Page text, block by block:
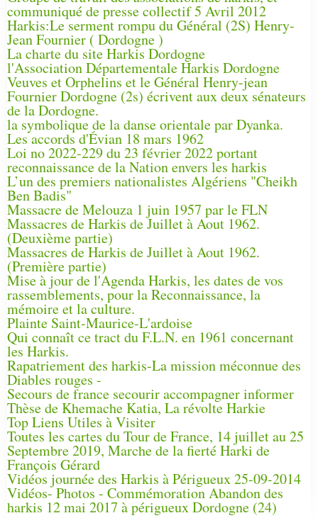
communiqué de presse collectif 5 Avril 2012
Harkis:Le serment rompu du Général (2S) Henry-
Jean Fournier ( Dordogne )
La charte du site Harkis Dordogne
l'Association Départementale Harkis Dordogne
Veuves et Orphelins et le Général Henry-jean
Fournier Dordogne (2s) écrivent aux deux sénateurs
de la Dordogne.
la symbolique de la danse orientale par Dyanka.
Les accords d'Évian 18 mars 1962
Loi no 2022-229 du 23 février 2022 portant
reconnaissance de la Nation envers les harkis
L’un des premiers nationalistes Algériens "Cheikh
Ben Badis"
Massacre de Melouza 1 juin 1957 par le FLN
Massacres de Harkis de Juillet à Aout 1962.
(Deuxième partie)
Massacres de Harkis de Juillet à Aout 1962.
(Première partie)
Mise à jour de l'Agenda Harkis, les dates de vos
rassemblements, pour la Reconnaissance, la
mémoire et la culture.
Plainte Saint-Maurice-L'ardoise
Qui connaît ce tract du F.L.N. en 1961 concernant
les Harkis.
Rapatriement des harkis-La mission méconnue des
Diables rouges -
Secours de france secourir accompagner informer
Thèse de Khemache Katia, La révolte Harkie
Top Liens Utiles à Visiter
Toutes les cartes du Tour de France, 14 juillet au 25
Septembre 2019, Marche de la fierté Harki de
François Gérard
Vidéos journée des Harkis à Périgueux 25-09-2014
Vidéos- Photos - Commémoration Abandon des
harkis 12 mai 2017 à périgueux Dordogne (24)